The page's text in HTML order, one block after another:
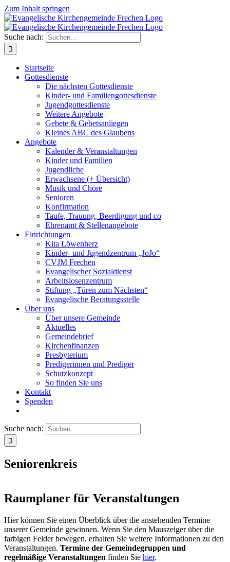
Zum Inhalt springen
Suche nach:
Startseite
Gottesdienste
Die nächsten Gottesdienste
Kinder- und Familiengottesdienste
Jugendgottesdienste
Weitere Angebote
Gebete & Gebetsanliegen
Kleines ABC des Glaubens
Angebote
Kalender & Veranstaltungen
Kinder und Familien
Jugendliche
Erwachsene (+ Übersicht)
Musik und Chöre
Senioren
Konfirmation
Taufe, Trauung, Beerdigung und co
Ehrenamt & Stellenangebote
Einrichtungen
Kita Löwenherz
Kinder- und Jugendzentrum „JoJo“
CVJM Frechen
Evangelischer Sozialdienst
Arbeitslosenzentrum
Stiftung „Türen zum Nächsten“
Evangelische Beratungsstelle
Über uns
Über unsere Gemeinde
Aktuelles
Gemeindebrief
Kirchenfinanzen
Presbyterium
Predigerinnen und Prediger
Schutzkonzept
So finden Sie uns
Kontakt
Spenden
Suche nach:
Seniorenkreis
Raumplaner für Veranstaltungen
Hier können Sie einen Überblick über die anstehenden Termine
unserer Gemeinde gewinnen. Wenn Sie den Mauszeiger über die
farbigen Felder bewegen, erhalten Sie weitere Informationen zu den
Veranstaltungen. Termine der Gemeindegruppen und
regelmäßige Veranstaltungen finden Sie hier.